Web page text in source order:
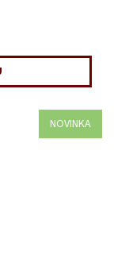
NOVINKA